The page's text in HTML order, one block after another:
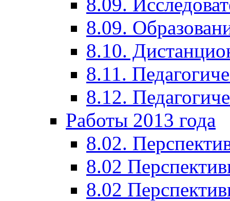
8.09.
8.10.
8.11.
8.12.
Работы 2013 года
8.02.
8.02
8.02